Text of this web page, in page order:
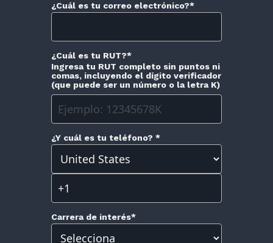
¿Cuál es tu correo electrónico?*
¿Cuál es tu RUT?*
Ingresa tu RUT completo sin puntos ni
comas, incluyendo el dígito verificador
(que puede ser un número o la letra K)
¿Y cuál es tu teléfono? *
Carrera de interés*